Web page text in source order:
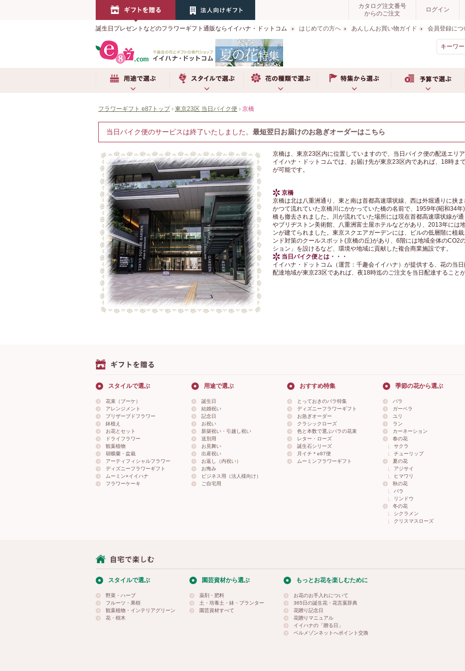
カタログ注文番号
からのご注文
ログイン
誕生日プレゼントなどのフラワーギフト通販ならイイハナ・ドットコム はじめての方へ あんしんお買い物ガイド 会員登録につ
フラワーギフト e87トップ
東京23区 当日バイク便
京橋
当日バイク便のサービスは終了いたしました。 最短翌日お届けのお急ぎオーダーはこちら
京橋は、東京23区内に位置していますので、当日バイク便の配送エリア
イイハナ・ドットコムでは、お届け先が東京23区内であれば、18時ま
が可能です。
京橋
京橋は北は八重洲通り、東と南は首都高速環状線、西は外堀通りに挟
かつて流れていた京橋川にかかっていた橋の名前で、1959年(昭和34
橋も撤去されました。川が流れていた場所には現在首都高速環状線が
やブリヂストン美術館、八重洲富士屋ホテルなどがあり、2013年には
ンが建てられました。東京スクエアガーデンには、ビルの低層階に植
ンド対策のクールスポット(京橋の丘)があり、6階には地域全体のCO2
ション」を設けるなど、環境や地域に貢献した複合商業施設です。
当日バイク便とは・・・
イイハナ・ドットコム（運営：千趣会イイハナ）が提供する、花の当日
配達地域が東京23区であれば、夜18時迄のご注文を当日配達することが
スタイルで選ぶ
花束（ブーケ）
アレンジメント
プリザーブドフラワー
鉢植え
お花とセット
ドライフラワー
観葉植物
胡蝶蘭・盆栽
アーティフィシャルフラワー
ディズニーフラワーギフト
ムーミン×イイハナ
フラワーケーキ
用途で選ぶ
誕生日
結婚祝い
記念日
お祝い
新築祝い・引越し祝い
送別用
お見舞い
出産祝い
お返し（内祝い）
お悔み
ビジネス用（法人様向け）
ご自宅用
おすすめ特集
とっておきのバラ特集
ディズニーフラワーギフト
お急ぎオーダー
クラシックローズ
色と本数で選ぶバラの花束
レター・ローズ
誕生石シリーズ
月イチ＊e87便
ムーミンフラワーギフト
季節の花から選ぶ
バラ
ガーベラ
ユリ
ラン
カーネーション
春の花
サクラ
チューリップ
夏の花
アジサイ
ヒマワリ
秋の花
バラ
リンドウ
冬の花
シクラメン
クリスマスローズ
スタイルで選ぶ
野菜・ハーブ
フルーツ・果樹
観葉植物・インテリアグリーン
花・樹木
園芸資材から選ぶ
薬剤・肥料
土・培養土・鉢・プランター
園芸資材すべて
もっとお花を楽しむために
お花のお手入れについて
365日の誕生花・花言葉辞典
花贈り記念日
花贈りマニュアル
イイハナの「贈る日」
ベルメゾンネットへポイント交換